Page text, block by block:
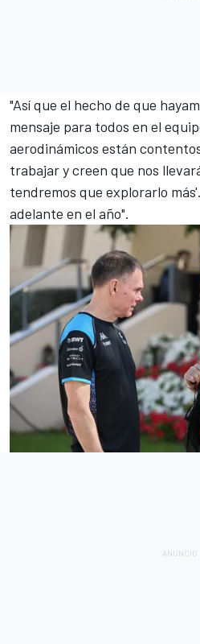
"Así que el hecho de que
mensaje para todos en el
aerodinámicos están
trabajar y creen que nos
tendremos que explorarlo
adelante en el año".